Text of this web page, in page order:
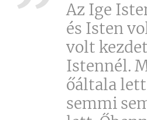
Az Ige
és Isten
volt
Istennél.
őáltala
semmi